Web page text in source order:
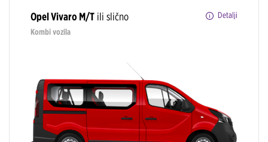
Opel Vivaro M/T ili slično
Detalji
Kombi vozila